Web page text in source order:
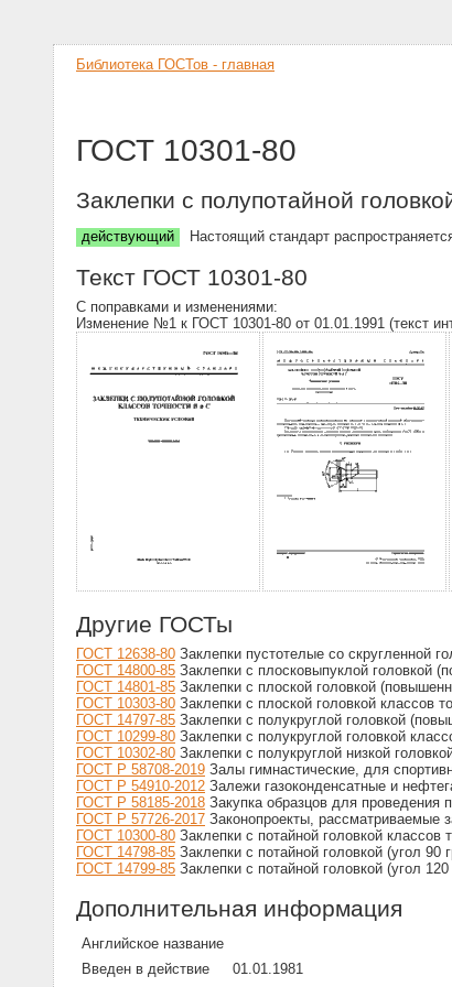
Библиотека ГОСТов - главная
ГОСТ 10301-80
Заклепки с полупотайной
действующий Настоящий стандарт
Текст ГОСТ 10301-80
С поправками и изменениями:
Изменение №1 к ГОСТ 10301-80 от 01.01.1991 (текст
Другие ГОСТы
ГОСТ 12638-80 Заклепки пустотелые со скругленной
ГОСТ 14800-85 Заклепки с плосковыпуклой головкой
ГОСТ 14801-85 Заклепки с плоской головкой
ГОСТ 10303-80 Заклепки с плоской головкой классов
ГОСТ 14797-85 Заклепки с полукруглой головкой
ГОСТ 10299-80 Заклепки с полукруглой головкой
ГОСТ 10302-80 Заклепки с полукруглой низкой
ГОСТ Р 58708-2019 Залы гимнастические, для
ГОСТ Р 54910-2012 Залежи газоконденсатные и
ГОСТ Р 58185-2018 Закупка образцов для проведения
ГОСТ Р 57726-2017 Законопроекты, рассматриваемые
ГОСТ 10300-80 Заклепки с потайной головкой
ГОСТ 14798-85 Заклепки с потайной головкой (угол
ГОСТ 14799-85 Заклепки с потайной головкой (угол
Дополнительная информация
Английское название
Введен в действие
01.01.1981